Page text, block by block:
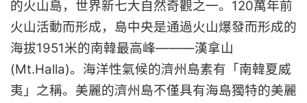
的火山島，世界新七大自然奇觀之一。120萬年前
火山活動而形成，島中央是通過火山爆發而形成的
海拔1951米的南韓最高峰———漢拿山
(Mt.Halla)。海洋性氣候的濟州島素有「南韓夏威
夷」之稱。美麗的濟州島不僅具有海島獨特的美麗